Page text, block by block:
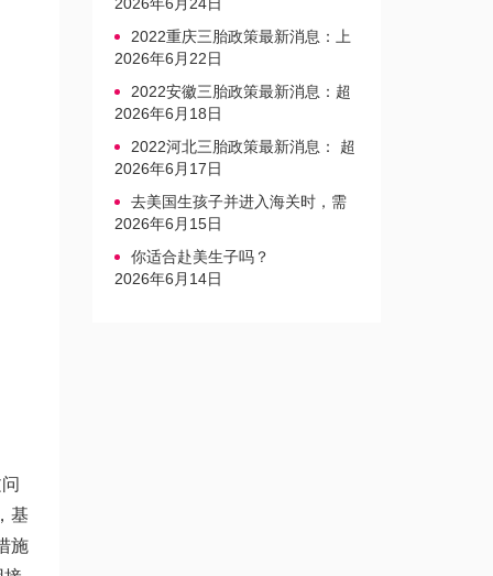
基
施
2022重庆三胎政策最新消息：上
户口、办准生证指南
2026年6月22日
2022安徽三胎政策最新消息：超
生家庭罚款标准更新
2026年6月18日
2022河北三胎政策最新消息： 超
生三孩不再缴纳社会抚养费
2026年6月17日
去美国生孩子并进入海关时，需
要注意的事项是什么？
2026年6月15日
你适合赴美生子吗？
2026年6月14日